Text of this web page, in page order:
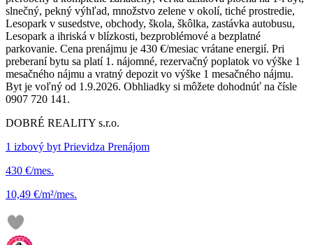
slnečný, pekný výhľad, množstvo zelene v okolí, tiché prostredie,
Lesopark v susedstve, obchody, škola, škôlka, zastávka autobusu,
Lesopark a ihriská v blízkosti, bezproblémové a bezplatné
parkovanie. Cena prenájmu je 430 €/mesiac vrátane energií. Pri
preberaní bytu sa platí 1. nájomné, rezervačný poplatok vo výške 1
mesačného nájmu a vratný depozit vo výške 1 mesačného nájmu.
Byt je voľný od 1.9.2026. Obhliadky si môžete dohodnúť na čísle
0907 720 141.
DOBRÉ REALITY s.r.o.
1 izbový byt Prievidza Prenájom
430 €/mes.
10,49 €/m²/mes.